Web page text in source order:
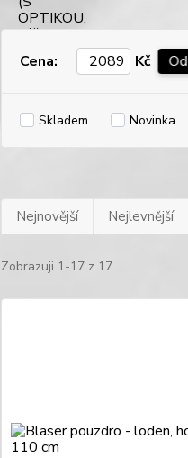
Cena: Kč Od
Skladem Novinka
Nejnovější Nejlevnější
Zobrazuji 1-17 z 17